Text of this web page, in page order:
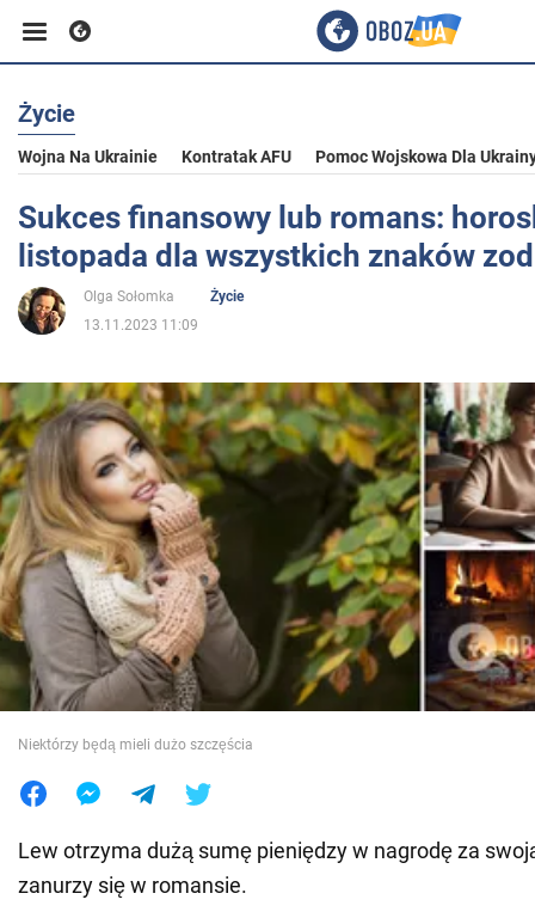
Biznes
Sport
Rozrywka
Polityka
Społeczeństwo
Wojna na Ukrainie
Świat
Jedzenie
Życie
Wojna Na Ukrainie Kontratak AFU Pomoc Wojskowa Dla
Sukces finansowy lub romans:
listopada dla wszystkich znaków
Olga Sołomka
Życie
13.11.2023 11:09
Niektórzy będą mieli dużo szczęścia
Lew otrzyma dużą sumę pieniędzy w nagrodę za
zanurzy się w romansie.